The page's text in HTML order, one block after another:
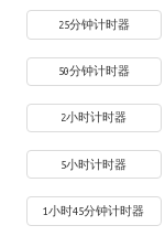
25分钟计时器
50分钟计时器
2小时计时器
5小时计时器
1小时45分钟计时器